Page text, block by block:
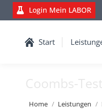
Login Mein LABOR
Start
Coombs-
You are here:
Home Leistungen